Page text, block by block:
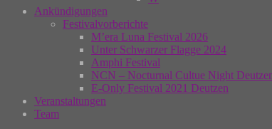
Ankündigungen
Festivalvorberichte
M’era Luna Festival 2026
Unter Schwarzer Flagge 2024
Amphi Festival
NCN – Nocturnal Cultue Night
E-Only Festival 2021 Deutzen
Veranstaltungen
Team